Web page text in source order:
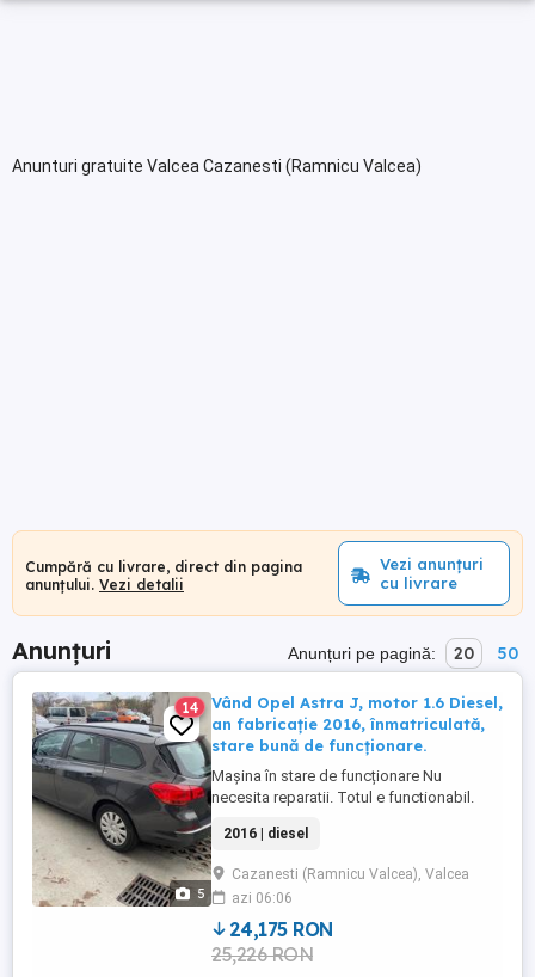
Anunturi gratuite Valcea Cazanesti (Ramnicu Valcea)
Cumpără cu livrare, direct din pagina
anunțului. Vezi detalii
Vezi anunțuri
cu livrare
Anunțuri Anunțuri pe pagină: 20 50
5
14
Vând Opel Astra J, motor 1.6 Diesel,
an fabricație 2016, înmatriculată,
stare bună de funcționare.
Mașina în stare de funcționare Nu
necesita reparatii. Totul e functionabil.
2016 | diesel
Cazanesti (Ramnicu Valcea), Valcea
azi 06:06
24,175 RON
25,226 RON